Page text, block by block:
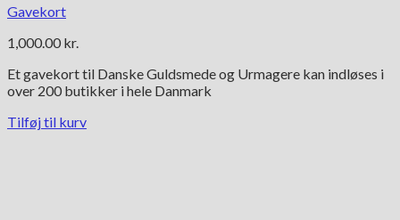
Gavekort
1,000.00 kr.
Et gavekort til Danske Guldsmede og Urmagere kan indløses i
over 200 butikker i hele Danmark
Tilføj til kurv